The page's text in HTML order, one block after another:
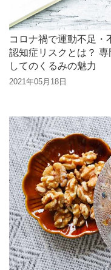
コロナ禍で運動不足・
認知症リスクとは？
してのくるみの魅力
2021年05月18日